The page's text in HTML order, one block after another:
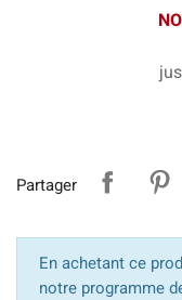
Partager
En achetant ce
notre programme